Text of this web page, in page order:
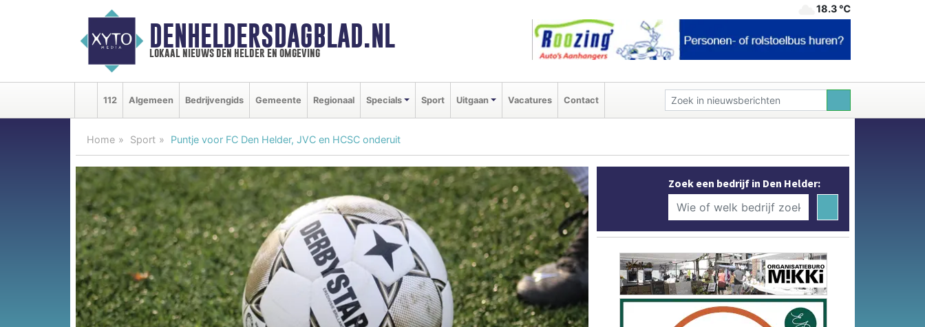
DENHELDERSDAGBLAD.NL
lokaal nieuws den helder en omgeving
18.3 ℃
112 Algemeen Bedrijvengids Gemeente Regionaal Specials Sport Uitgaan Vacatures Contact
Home Sport Puntje voor FC Den Helder, JVC en HCSC onderuit
Zoek een bedrijf in Den Helder: